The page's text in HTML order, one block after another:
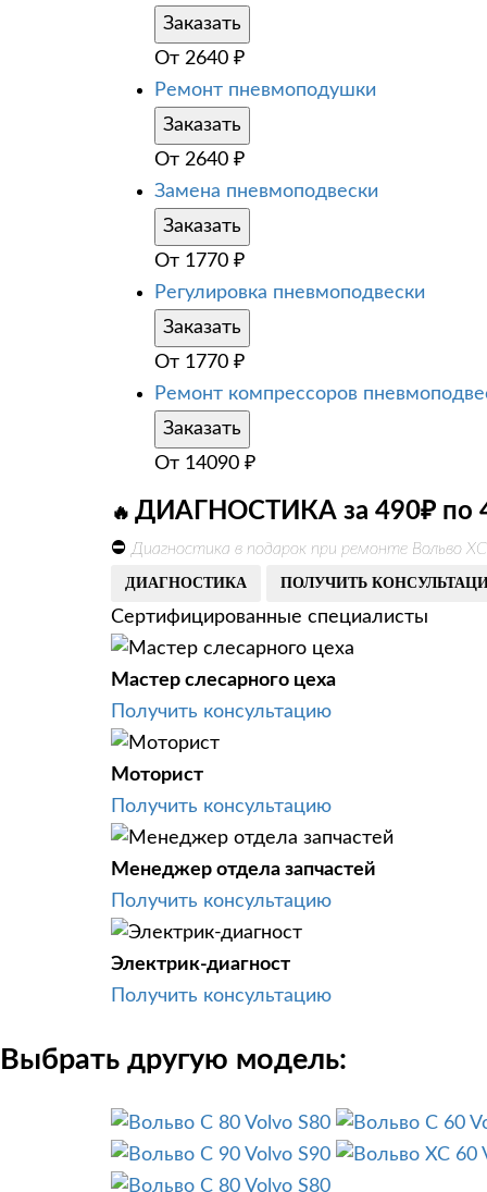
Заказать
От 2640 ₽
Ремонт пневмоподушки
Заказать
От 2640 ₽
Замена пневмоподвески
Заказать
От 1770 ₽
Регулировка пневмоподвески
Заказать
От 1770 ₽
Ремонт компрессоров
Заказать
От 14090 ₽
🔥 ДИАГНОСТИКА за 490₽ по
⛔ Диагностика в подарок при ремонте Вольво
ДИАГНОСТИКА ПОЛУЧИТЬ
Сертифицированные специалисты
Мастер слесарного цеха
Получить консультацию
Моторист
Получить консультацию
Менеджер отдела запчастей
Получить консультацию
Электрик-диагност
Получить консультацию
Выбрать другую модель:
Volvo S80
Volvo S90
Volvo S80